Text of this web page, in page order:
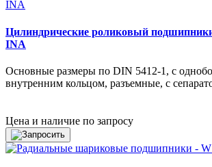
Цилиндрические роликовый
INA
Основные размеры по DIN 5412-1, с
внутренним кольцом, разъемные, с
Цена и наличие по запросу